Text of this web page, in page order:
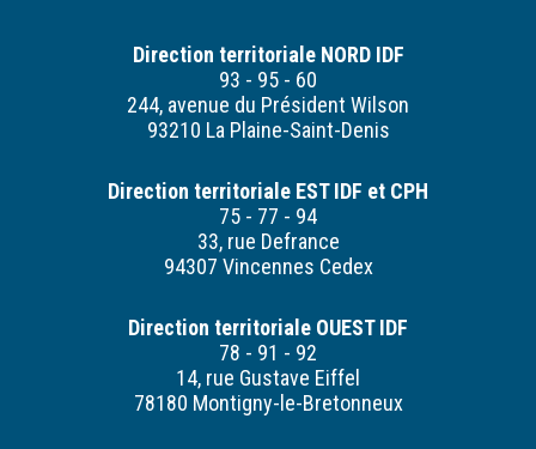
Direction territoriale NORD IDF
93 - 95 - 60
244, avenue du Président Wilson
93210 La Plaine-Saint-Denis
Direction territoriale EST IDF et CPH
75 - 77 - 94
33, rue Defrance
94307 Vincennes Cedex
Direction territoriale OUEST IDF
78 - 91 - 92
14, rue Gustave Eiffel
78180 Montigny-le-Bretonneux